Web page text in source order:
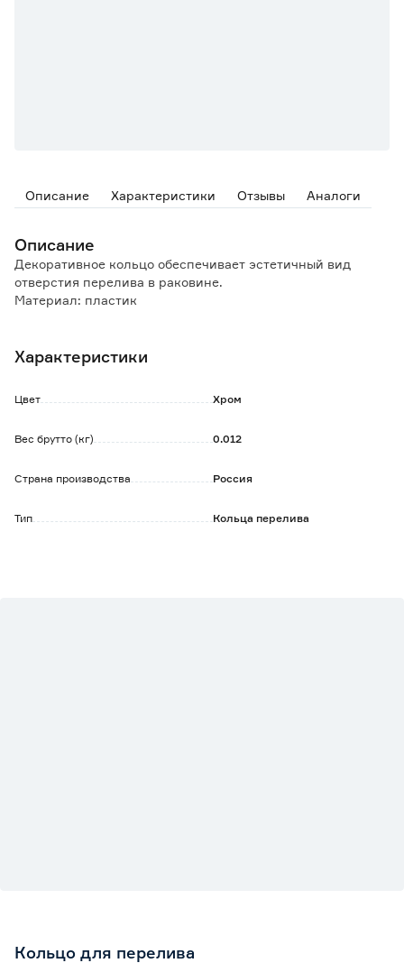
Описание Характеристики Отзывы Аналоги
Описание
Декоративное кольцо обеспечивает эстетичный вид
отверстия перелива в раковине.
Материал: пластик
Характеристики
Цвет Хром
Вес брутто (кг) 0.012
Страна производства Россия
Тип Кольца перелива
Кольцо для перелива